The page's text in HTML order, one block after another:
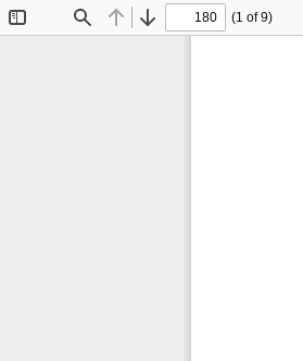
Find Previous
Next
(1 of 9)